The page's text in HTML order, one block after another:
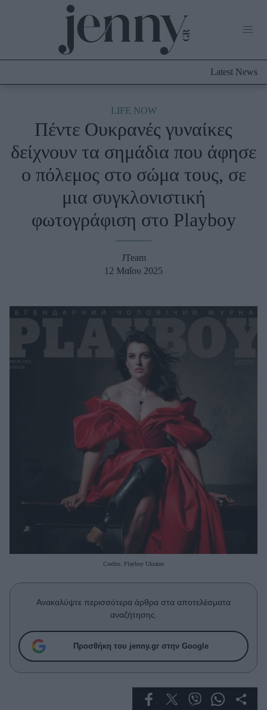
Culture
Fashion
Shopping
Styling Tips
Beauty - Ομορφιά
Ψυχολογία
Woman Power
Πρόσωπα
Συνεντεύξεις
True Stories
Ask the Guru
Ζώδια
Latest News
LIFE NOW
Πέντε Ουκρανές γυναίκες
δείχνουν τα σημάδια που άφησε
ο πόλεμος στο σώμα τους, σε
μια συγκλονιστική
φωτογράφιση στο Playboy
JTeam
12 Μαΐου 2025
Credits: Playboy Ukraine
Ανακαλύψτε περισσότερα άρθρα στα αποτελέσματα
αναζήτησης.
Προσθήκη του jenny.gr στην Google